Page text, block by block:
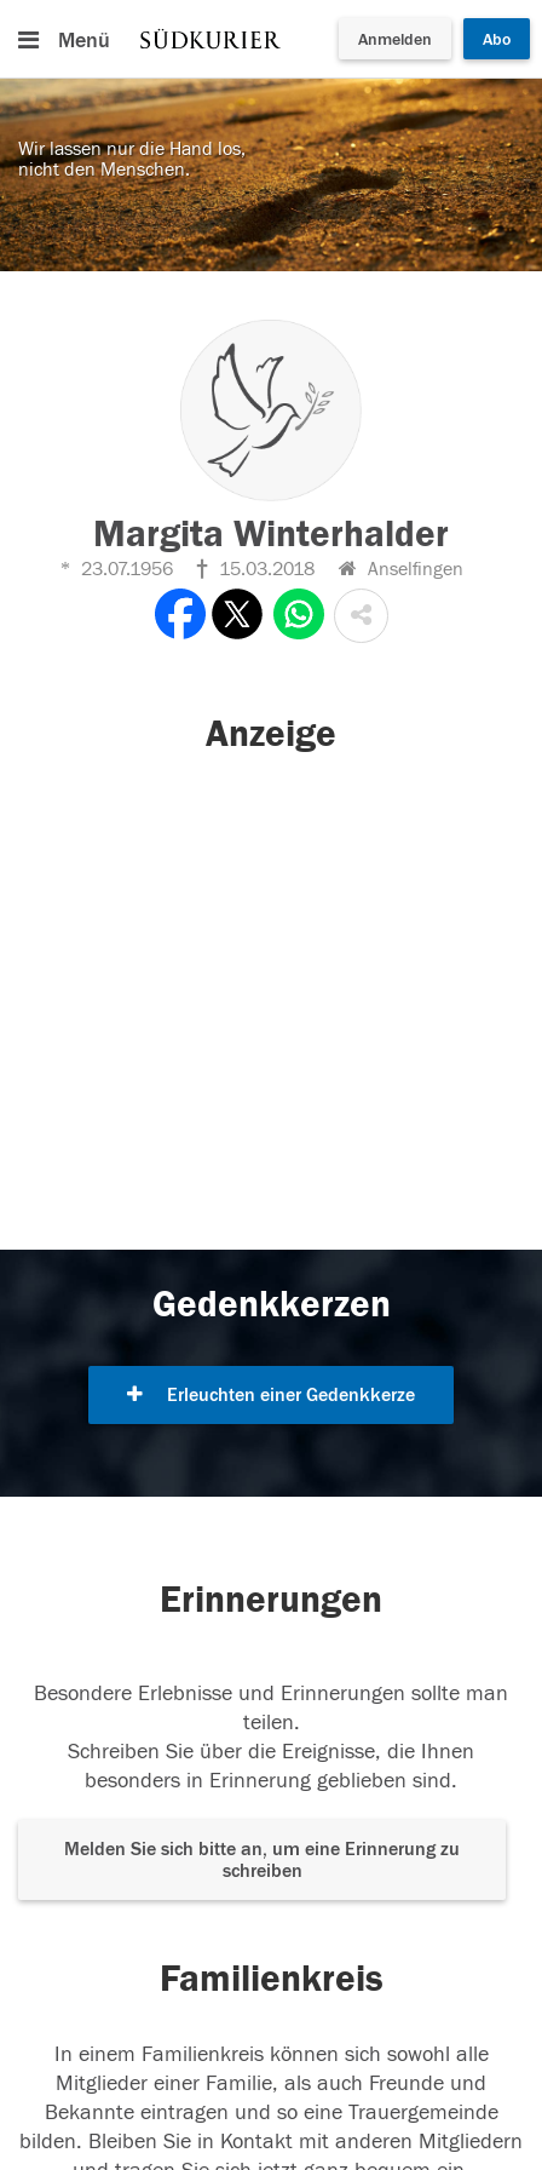
Menü Anmelden Abo
Wir lassen nur die Hand los,
nicht den Menschen.
Margita Winterhalder
23.07.1956 15.03.2018 Anselfingen
Anzeige
Gedenkkerzen
Erleuchten einer Gedenkkerze
Erinnerungen
Besondere Erlebnisse und Erinnerungen sollte man
teilen.
Schreiben Sie über die Ereignisse, die Ihnen
besonders in Erinnerung geblieben sind.
Melden Sie sich bitte an, um eine Erinnerung zu
schreiben
Familienkreis
In einem Familienkreis können sich sowohl alle
Mitglieder einer Familie, als auch Freunde und
Bekannte eintragen und so eine Trauergemeinde
bilden. Bleiben Sie in Kontakt mit anderen Mitgliedern